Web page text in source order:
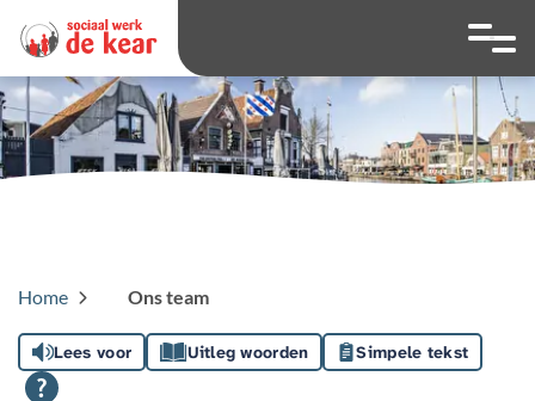
Hoog contrast
Ga naar
Home Ons team
Lees voor Uitleg woorden Simpele tekst